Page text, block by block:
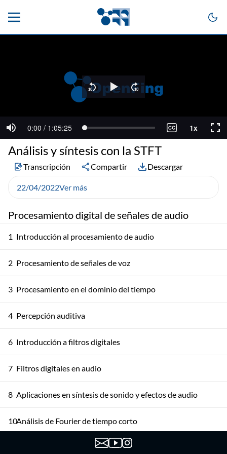
Procesamiento digital de señales de audio
1 Introducción al procesamiento de audio
2 Procesamiento de señales de voz
3 Procesamiento en el dominio del tiempo
4 Percepción auditiva
6 Introducción a filtros digitales
7 Filtros digitales en audio
8 Aplicaciones en síntesis de sonido y efectos de audio
10Análisis de Fourier de tiempo corto
Representaciones tiempo-frecuencia multi-resolución
Análisis y síntesis con la STFT
Transcripción Compartir Descargar
22/04/2022Ver más